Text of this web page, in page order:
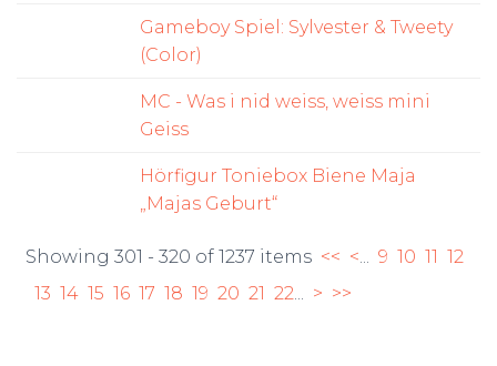
Gameboy Spiel: Sylvester & Tweety
(Color)
MC - Was i nid weiss, weiss mini
Geiss
Hörfigur Toniebox Biene Maja
„Majas Geburt“
Showing 301 - 320 of 1237 items << <... 9 10 11 12
13 14 15 16 17 18 19 20 21 22... > >>